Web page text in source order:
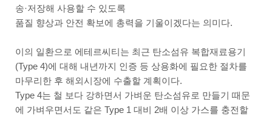
송·저장해 사용할 수 있도록
품질 향상과 안전 확보에 총력을 기울이겠다는 의미다.
이의 일환으로 에테르씨티는 최근 탄소섬유 복합재료용기
(Type 4)에 대해 내년까지 인증 등 상용화에 필요한 절차를
마무리한 후 해외시장에 수출할 계획이다.
Type 4는 철 보다 강하면서 가벼운 탄소섬유로 만들기 때문
에 가벼우면서도 같은 Type 1 대비 2배 이상 가스를 충전할